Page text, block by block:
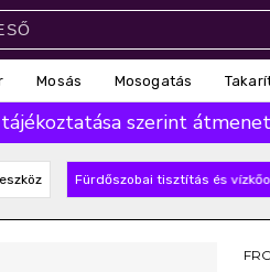
Mosás Mosogatás
szerint
Fürdőszobai tisztítás és